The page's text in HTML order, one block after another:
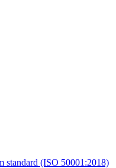
standard (ISO 50001:2018)